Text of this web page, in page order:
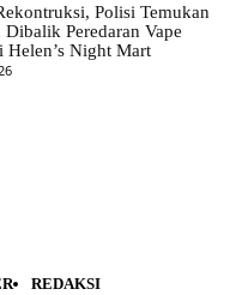
Polisi Temukan
Dibalik Peredaran Vape
Helen’s Night Mart
REDAKSI